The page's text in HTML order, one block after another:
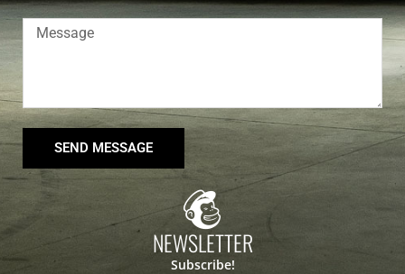
SEND MESSAGE
NEWSLETTER
Subscribe!